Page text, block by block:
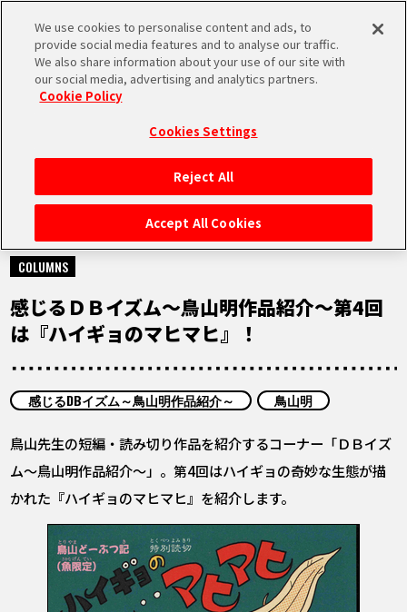
MEN
HOME
NEWS
RANKING
MOVIE
COLUMNS
ABOUT
LANGUAGE
EN FR DE ES
NEWS
2021.08.12
COLUMNS
感じるＤＢイズム～鳥山明作品紹介～第4回
は『ハイギョのマヒマヒ』！
感じるDBイズム～鳥山明作品紹介～ 鳥山明
鳥山先生の短編・読み切り作品を紹介するコーナー「ＤＢイズ
ム～鳥山明作品紹介～」。第4回はハイギョの奇妙な生態が描
かれた『ハイギョのマヒマヒ』を紹介します。
We use cookies to personalise content and ads, to
provide social media features and to analyse our traffic.
We also share information about your use of our site with
our social media, advertising and analytics partners.
Cookie Policy
Cookies Settings
Reject All
Accept All Cookies